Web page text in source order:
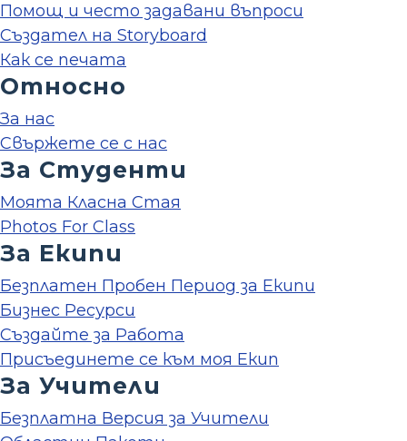
Помощ и често задавани въпроси
Създател на Storyboard
Как се печата
Относно
За нас
Свържете се с нас
За Студенти
Моята Класна Стая
Photos For Class
За Екипи
Безплатен Пробен Период за Екипи
Бизнес Ресурси
Създайте за Работа
Присъединете се към моя Екип
За Учители
Безплатна Версия за Учители